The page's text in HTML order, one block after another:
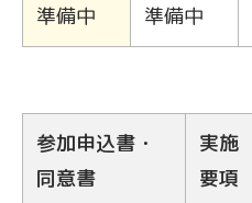
準備中 準備中
参加申込書・
同意書
実施
要項